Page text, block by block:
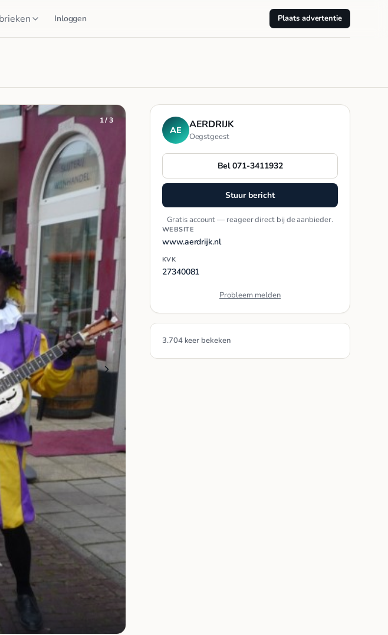
Inloggen Plaats advertentie
1 / 3
AE AERDRIJK
Oegstgeest
Bel 071-3411932
Stuur bericht
Gratis account — reageer direct bij de aanbieder.
WEBSITE
www.aerdrijk.nl
KVK
27340081
Probleem melden
3.704 keer bekeken